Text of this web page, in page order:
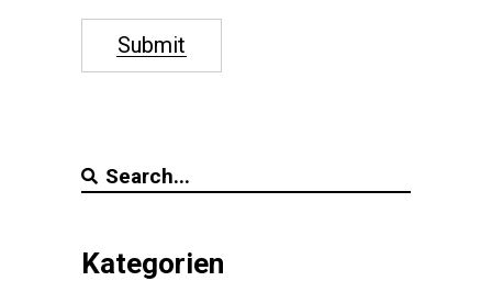
Submit
Search
for:
Kategorien